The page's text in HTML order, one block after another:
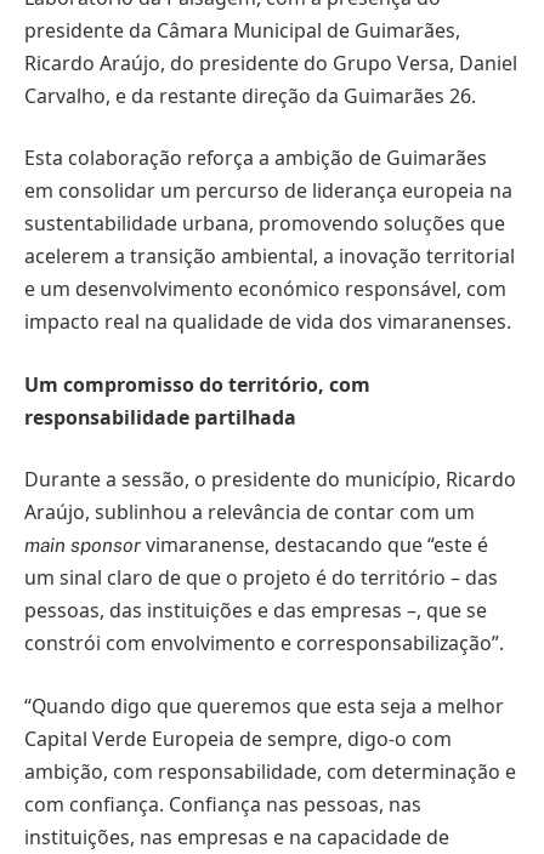
presidente da Câmara Municipal de Guimarães,
Ricardo Araújo, do presidente do Grupo Versa, Daniel
Carvalho, e da restante direção da Guimarães 26.
Esta colaboração reforça a ambição de Guimarães
em consolidar um percurso de liderança europeia na
sustentabilidade urbana, promovendo soluções que
acelerem a transição ambiental, a inovação territorial
e um desenvolvimento económico responsável, com
impacto real na qualidade de vida dos vimaranenses.
Um compromisso do território, com
responsabilidade partilhada
Durante a sessão, o presidente do município, Ricardo
Araújo, sublinhou a relevância de contar com um
main sponsor vimaranense, destacando que “este é
um sinal claro de que o projeto é do território – das
pessoas, das instituições e das empresas –, que se
constrói com envolvimento e corresponsabilização”.
“Quando digo que queremos que esta seja a melhor
Capital Verde Europeia de sempre, digo-o com
ambição, com responsabilidade, com determinação e
com confiança. Confiança nas pessoas, nas
instituições, nas empresas e na capacidade de